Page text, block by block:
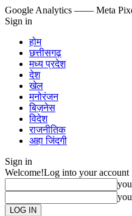
Google Analytics —— Meta
Sign in
होम
छत्तीसगढ़
मध्य प्रदेश
देश
खेल
मनोरंजन
बिज़नेस
विदेश
राजनीतिक
अहा जिंदगी
Sign in
Welcome!Log into your account